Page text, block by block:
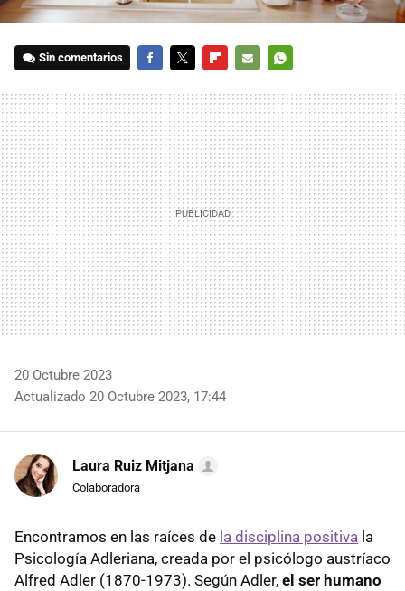
Sin comentarios
MAIL
20 Octubre 2023
Actualizado 20 Octubre 2023, 17:44
Laura Ruiz Mitjana
Colaboradora
Encontramos en las raíces de la disciplina positiva la
Psicología Adleriana, creada por el psicólogo austríaco
Alfred Adler (1870-1973). Según Adler, el ser humano